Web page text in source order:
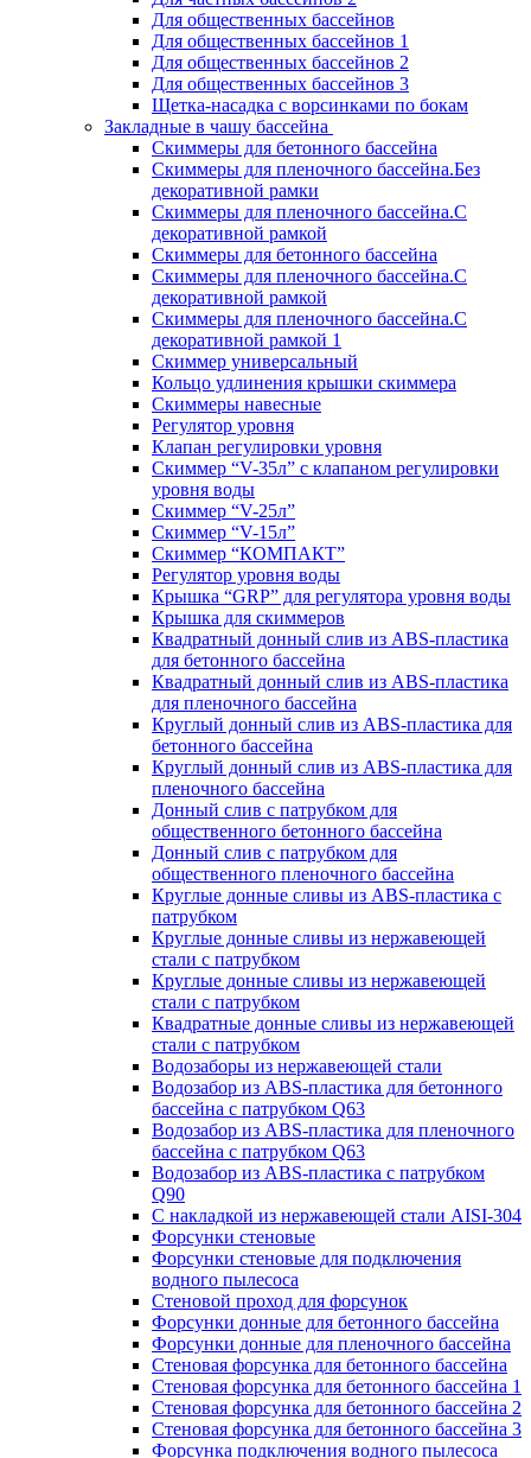
Для общественных бассейнов
Для общественных бассейнов 1
Для общественных бассейнов 2
Для общественных бассейнов 3
Щетка-насадка с ворсинками по бокам
Закладные в чашу бассейна
Скиммеры для бетонного бассейна
Скиммеры для пленочного бассейна.Без
декоративной рамки
Скиммеры для пленочного бассейна.С
декоративной рамкой
Скиммеры для бетонного бассейна
Скиммеры для пленочного бассейна.С
декоративной рамкой
Скиммеры для пленочного бассейна.С
декоративной рамкой 1
Скиммер универсальный
Кольцо удлинения крышки скиммера
Скиммеры навесные
Регулятор уровня
Клапан регулировки уровня
Скиммер “V-35л” с клапаном регулировки
уровня воды
Скиммер “V-25л”
Скиммер “V-15л”
Скиммер “КОМПАКТ”
Регулятор уровня воды
Крышка “GRP” для регулятора уровня воды
Крышка для скиммеров
Квадратный донный слив из ABS-пластика
для бетонного бассейна
Квадратный донный слив из ABS-пластика
для пленочного бассейна
Круглый донный слив из ABS-пластика для
бетонного бассейна
Круглый донный слив из ABS-пластика для
пленочного бассейна
Донный слив с патрубком для
общественного бетонного бассейна
Донный слив с патрубком для
общественного пленочного бассейна
Круглые донные сливы из ABS-пластика с
патрубком
Круглые донные сливы из нержавеющей
стали с патрубком
Круглые донные сливы из нержавеющей
стали с патрубком
Квадратные донные сливы из нержавеющей
стали с патрубком
Водозаборы из нержавеющей стали
Водозабор из ABS-пластика для бетонного
бассейна с патрубком Q63
Водозабор из ABS-пластика для пленочного
бассейна с патрубком Q63
Водозабор из ABS-пластика с патрубком
Q90
С накладкой из нержавеющей стали AISI-304
Форсунки стеновые
Форсунки стеновые для подключения
водного пылесоса
Стеновой проход для форсунок
Форсунки донные для бетонного бассейна
Форсунки донные для пленочного бассейна
Стеновая форсунка для бетонного бассейна
Стеновая форсунка для бетонного бассейна 1
Стеновая форсунка для бетонного бассейна 2
Стеновая форсунка для бетонного бассейна 3
Форсунка подключения водного пылесоса